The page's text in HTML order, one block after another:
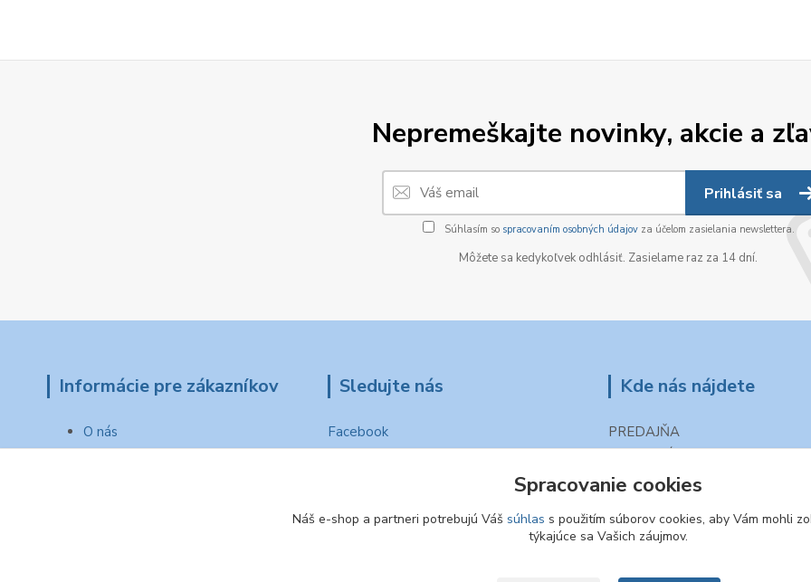
Nepremeškajte novinky, akcie a
Prihlásiť sa
Súhlasím so spracovaním osobných údajovza účelom zasielania newslettera.
Môžete sa kedykoľvek odhlásiť. Zasielame raz za 14 dní.
Informácie pre zákazníkov
O nás
Ako nakupovať
Sledujte nás
Facebook
Kde nás nájdete
PREDAJŇA
Popradská 27
059 11 POPRAD - HOZELEC
Spracovanie cookies
Náš e-shop a partneri potrebujú Váš súhlas s použitím súborov cookies, aby Vám mohli
týkajúce sa Vašich záujmov.